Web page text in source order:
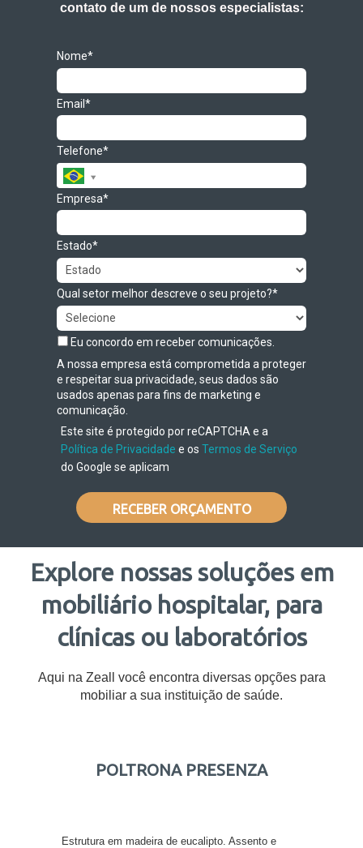
contato de um de nossos especialistas:
Nome*
Email*
Telefone*
Empresa*
Estado*
Qual setor melhor descreve o seu projeto?*
Eu concordo em receber comunicações.
A nossa empresa está comprometida a proteger
e respeitar sua privacidade, seus dados são
usados apenas para fins de marketing e
comunicação.
Este site é protegido por reCAPTCHA e a
Política de Privacidade e os Termos de Serviço
do Google se aplicam
RECEBER ORÇAMENTO
Explore nossas soluções em
mobiliário hospitalar, para
clínicas ou laboratórios
Aqui na Zeall você encontra diversas opções para
mobiliar a sua instituição de saúde.
POLTRONA PRESENZA
Estrutura em madeira de eucalipto. Assento e